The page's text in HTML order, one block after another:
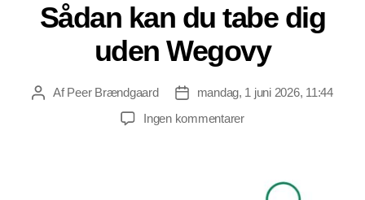
Sådan kan du tabe dig
uden Wegovy
Indlægsforfatter
AfPeer Brændgaard Indlægsdato
mandag, 1 juni 2026, 11:44
Ingen kommentarertil